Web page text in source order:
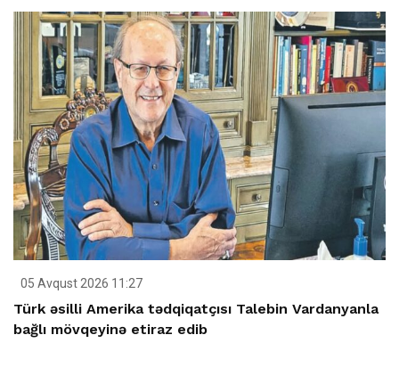
05 Avqust 2026 11:27
Türk əsilli Amerika tədqiqatçısı Talebin Vardanyanla
bağlı mövqeyinə etiraz edib